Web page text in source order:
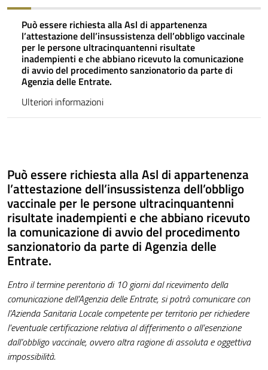
Può essere richiesta alla Asl di appartenenza
l’attestazione dell’insussistenza dell’obbligo vaccinale
per le persone ultracinquantenni risultate
inadempienti e che abbiano ricevuto la comunicazione
di avvio del procedimentosanzionatorio da parte di
Agenzia delle Entrate.
Ulteriori informazioni
Può essere richiesta alla Asl di appartenenza
l’attestazione dell’insussistenza dell’obbligo
vaccinale per le persone ultracinquantenni
risultate inadempienti e che abbiano ricevuto
la comunicazione di avvio del procedimento
sanzionatorio da parte di Agenzia delle
Entrate.
Entro il termine perentorio di 10 giorni dal ricevimento della
comunicazione dell’Agenzia delle Entrate, si potrà comunicare con
l’Azienda Sanitaria Locale competente per territorio per richiedere
l’eventuale certificazione relativa al differimento o all’esenzione
dall’obbligo vaccinale, ovvero altra ragione di assoluta e oggettiva
impossibilità.